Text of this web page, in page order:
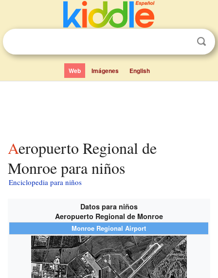
Web Imágenes English
Aeropuerto Regional de
Monroe para niños
Enciclopedia para niños
Datos para niños
Aeropuerto Regional de Monroe
Monroe Regional Airport